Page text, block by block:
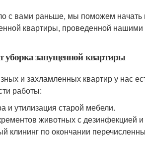
с вами раньше, мы поможем начать
квартиры, проведенной
уборка запущенной квартиры
и захламленных квартир у нас
работы:
и утилизация старой мебели.
животных с дезинфекцией
клининг по окончании